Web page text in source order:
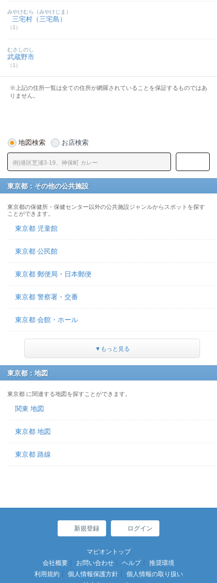
三宅村（三宅島）
（1）
みやけむら（みやけじま）
武蔵野市
（1）
むさしのし
※上記の住所一覧は全ての住所が網羅されていることを保証するものではあ
りません。
地図検索 お店検索
東京都：その他の公共施設
東京都の保健所・保健センター以外の公共施設ジャンルからスポットを探す
ことができます。
東京都 児童館
東京都 公民館
東京都 郵便局・日本郵便
東京都 警察署・交番
東京都 会館・ホール
▼もっと見る
東京都：地図
東京都 に関連する地図を探すことができます。
関東 地図
東京都 地図
東京都 路線
新規登録 ログイン
マピオントップ
会社概要
お問い合わせ ヘルプ
推奨環境
利用規約
個人情報保護方針
個人情報の取り扱い